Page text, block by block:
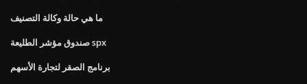
ما هي حالة وكالة التصنيف
صندوق مؤشر الطليعة spx
برنامج الصقر لتجارة الأسهم